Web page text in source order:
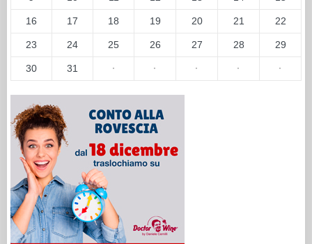
16 17 18 19 20 21 22
23 24 25 26 27 28 29
30 31 · · · · ·